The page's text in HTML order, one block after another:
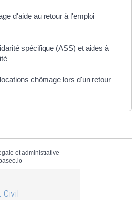
d'aide au retour à l'emploi
spécifique (ASS) et aides à
chômage lors d'un retour
et administrative
Civil